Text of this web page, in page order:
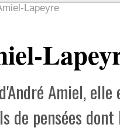
Lapeyre
Amiel,
de pensées